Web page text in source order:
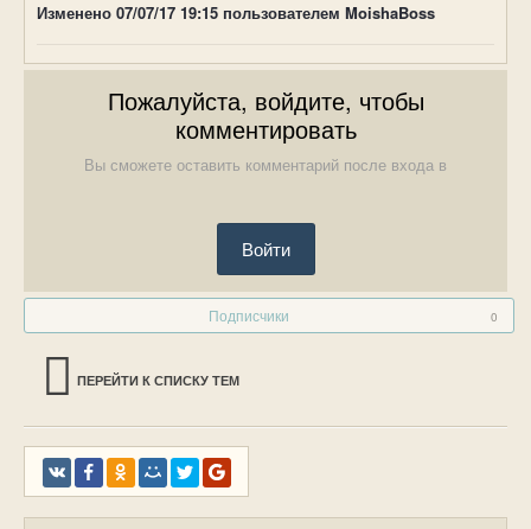
Изменено 07/07/17 19:15 пользователем MoishaBoss
Пожалуйста, войдите, чтобы
комментировать
Вы сможете оставить комментарий после входа в
Войти
Подписчики 0
ПЕРЕЙТИ К СПИСКУ ТЕМ